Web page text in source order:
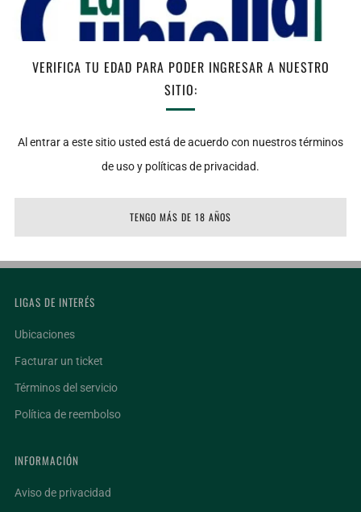
VERIFICA TU EDAD PARA PODER INGRESAR A NUESTRO
SITIO:
Al entrar a este sitio usted está de acuerdo con nuestros términos
de uso y políticas de privacidad.
TENGO MÁS DE 18 AÑOS
Vista:
Nariz: Es un aroma elegante gracias a los toques de madera y
dulces y al mismo tiempo con roble, está madurado en las mejores
barricas de Jerez oloroso español y Bourbon Americano para al
final combinarlo en pequeñas cantidades en nuestras barricas de
LIGAS DE INTERÉS
Ubicaciones
Facturar un ticket
Términos del servicio
Política de reembolso
INFORMACIÓN
Aviso de privacidad